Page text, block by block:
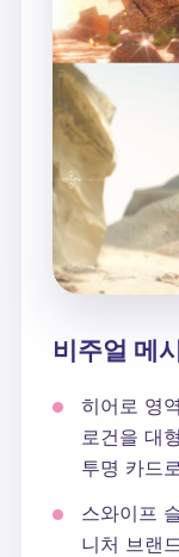
비주얼 메
히어로 영
로건을 대
투명 카드
스와이프
니처 브랜